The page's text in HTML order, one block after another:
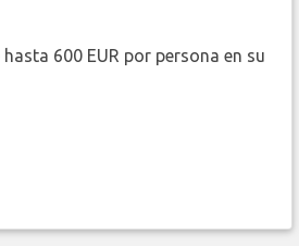
600 EUR por persona en su